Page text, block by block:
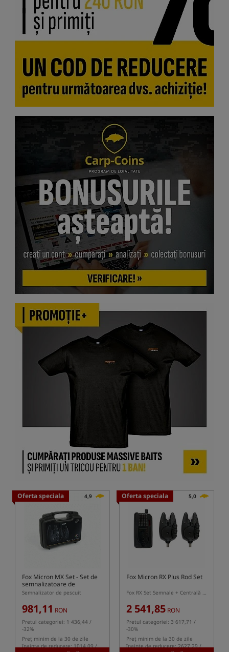
Oferta speciala 4,9
Fox Micron MX Set- Set de
semnalizatoare de
mușcături
Semnalizator de pescuit
981,11 RON
Pretul categoriei: 1 436,44 /
-32%
Preț minim de la 30 de zile
înainte de reducere: 1014.09 /
Oferta speciala 5,0
Fox Micron RX Plus Rod Set
Fox RX Set Semnale + Centrală RX+
2 541,85 RON
Pretul categoriei: 3 617,71 /
-30%
Preț minim de la 30 de zile
înainte de reducere: 2627.29 /